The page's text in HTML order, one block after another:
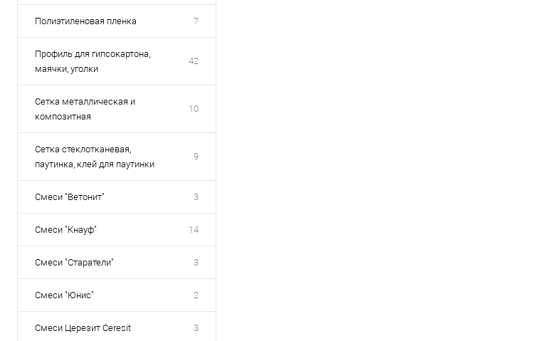
Полиэтиленовая пленка 7
Профиль для гипсокартона,
маячки, уголки
42
Сетка металлическая и
композитная
10
Сетка стеклотканевая,
паутинка, клей для паутинки
9
Смеси "Ветонит" 3
Смеси "Кнауф" 14
Смеси "Старатели" 3
Смеси "Юнис" 2
Смеси Церезит Ceresit 3